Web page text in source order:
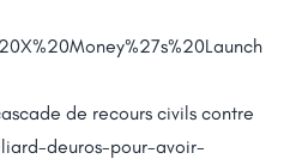
de recours civils contre
deuros-pour-avoir-